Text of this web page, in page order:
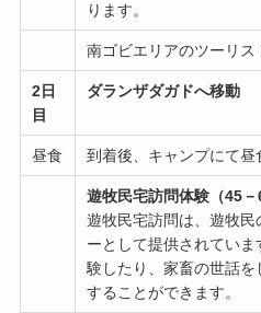
ります。
南ゴビエリアのツーリス
2日
目
ダランザダガドへ移動
昼食 到着後、キャンプにて昼
遊牧民宅訪問体験（45－
遊牧民宅訪問は、遊牧
ーとして提供されてい
験したり、家畜の世話を
することができます。